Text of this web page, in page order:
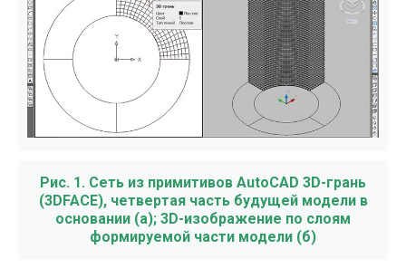
Рис. 1. Сеть из примитивов AutoCAD 3D-грань
(3DFACE), четвертая часть будущей модели в
основании (а); 3D-изображение по слоям
формируемой части модели (б)